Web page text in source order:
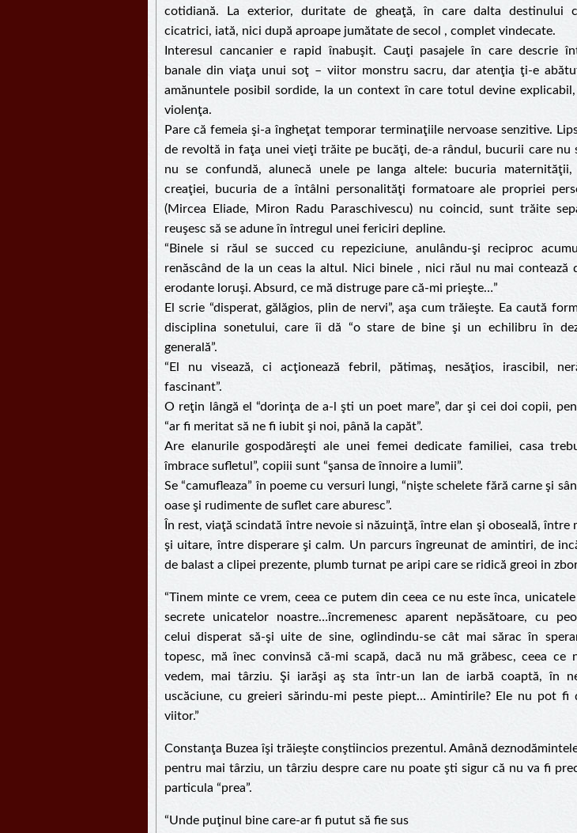
cotidiană. La exterior, duritate de gheaţă, în care dalta destinului
cicatrici, iată, nici după aproape jumătate de secol , complet vindecate.
Interesul cancanier e rapid înabuşit. Cauţi pasajele în care descrie
banale din viaţa unui soţ – viitor monstru sacru, dar atenţia ţi-e
amănuntele posibil sordide, la un context în care totul devine
violenţa.
Pare că femeia şi-a îngheţat temporar terminaţiile nervoase senzitive.
de revoltă in faţa unei vieţi trăite pe bucăţi, de-a rândul, bucurii care nu
nu se confundă, alunecă unele pe langa altele: bucuria maternităţii,
creaţiei, bucuria de a întâlni personalităţi formatoare ale propriei
(Mircea Eliade, Miron Radu Paraschivescu) nu coincid, sunt trăite
reuşesc să se adune în întregul unei fericiri depline.
“Binele si răul se succed cu repeziciune, anulându-şi reciproc
renăscând de la un ceas la altul. Nici binele , nici răul nu mai contează
erodante loruşi. Absurd, ce mă distruge pare că-mi prieşte…”
El scrie “disperat, gălăgios, plin de nervi”, aşa cum trăieşte. Ea caută
disciplina sonetului, care îi dă “o stare de bine şi un echilibru în
generală”.
“El nu visează, ci acţionează febril, pătimaş, nesăţios, irascibil,
fascinant”.
O reţin lângă el “dorinţa de a-l şti un poet mare”, dar şi cei doi copii,
“ar fi meritat să ne fi iubit şi noi, până la capăt”.
Are elanurile gospodăreşti ale unei femei dedicate familiei, casa
îmbrace sufletul”, copiii sunt “şansa de înnoire a lumii”.
Se “camufleaza” în poeme cu versuri lungi, “nişte schelete fără carne şi
oase şi rudimente de suflet care aburesc”.
În rest, viaţă scindată între nevoie si năzuinţă, între elan şi oboseală, între
şi uitare, între disperare şi calm. Un parcurs îngreunat de amintiri, de
de balast a clipei prezente, plumb turnat pe aripi care se ridică greoi in
“Tinem minte ce vrem, ceea ce putem din ceea ce nu este înca,
secrete unicatelor noastre…încremenesc aparent nepăsătoare, cu
celui disperat să-şi uite de sine, oglindindu-se cât mai sărac în
topesc, mă înec convinsă că-mi scapă, dacă nu mă grăbesc, ceea ce
vedem, mai târziu. Şi iarăşi aş sta într-un lan de iarbă coaptă, în
uscăciune, cu greieri sărindu-mi peste piept… Amintirile? Ele nu pot fi
viitor.”
Constanţa Buzea îşi trăieşte conştiincios prezentul. Amână
pentru mai târziu, un târziu despre care nu poate şti sigur că nu va fi
particula “prea”.
“Unde puţinul bine care-ar fi putut să fie sus